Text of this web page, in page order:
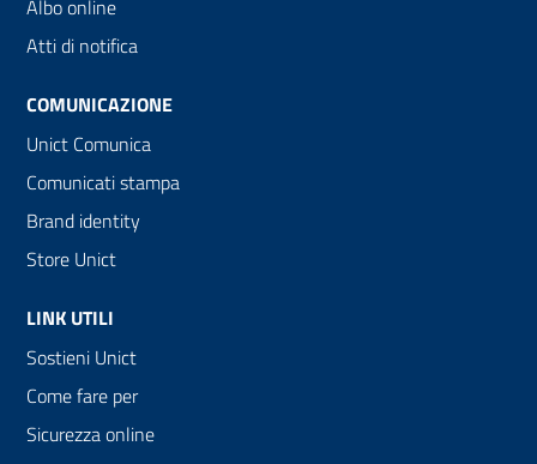
Albo online
Atti di notifica
COMUNICAZIONE
Unict Comunica
Comunicati stampa
Brand identity
Store Unict
LINK UTILI
Sostieni Unict
Come fare per
Sicurezza online